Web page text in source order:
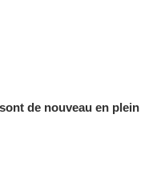
de nouveau en plein